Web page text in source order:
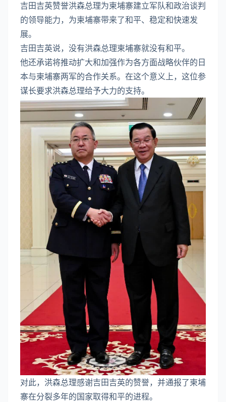
吉田吉英赞誉洪森总理为柬埔寨建立军队和政治谈判
的领导能力，为柬埔寨带来了和平、稳定和快速发
展。
吉田吉英说，没有洪森总理柬埔寨就没有和平。
他还承诺将推动扩大和加强作为各方面战略伙伴的日
本与柬埔寨两军的合作关系。在这个意义上，这位参
谋长要求洪森总理给予大力的支持。
对此，洪森总理感谢吉田吉英的赞誉，并通报了柬埔
寨在分裂多年的国家取得和平的进程。